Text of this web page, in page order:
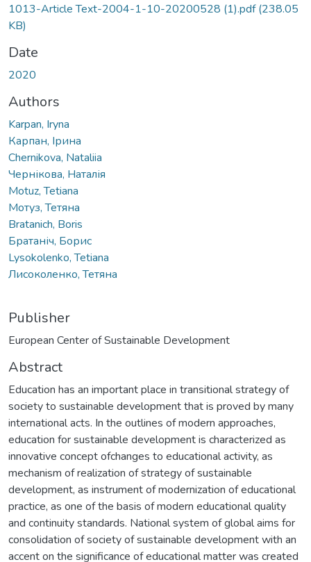
1013-Article Text-2004-1-10-20200528 (1).pdf(238.05
KB)
Date
2020
Authors
Karpan, Iryna
Карпан, Ірина
Chernikova, Nataliia
Чернікова, Наталія
Motuz, Tetiana
Мотуз, Тетяна
Bratanich, Boris
Братаніч, Борис
Lysokolenko, Tetiana
Лисоколенко, Тетяна
Publisher
European Center of Sustainable Development
Abstract
Education has an important place in transitional strategy of
society to sustainable development that is proved by many
international acts. In the outlines of modern approaches,
education for sustainable development is characterized as
innovative concept ofchanges to educational activity, as
mechanism of realization of strategy of sustainable
development, as instrument of modernization of educational
practice, as one of the basis of modern educational quality
and continuity standards. National system of global aims for
consolidation of society of sustainable development with an
accent on the significance of educational matter was created